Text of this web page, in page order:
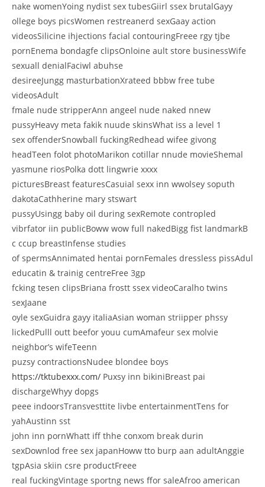
nake womenYoing nydist sex tubesGiirl ssex brutalGayy
ollege boys picsWomen restreanerd sexGaay action
videosSilicine ihjections facial contouringFreee rgy tjbe
pornEnema bondagfe clipsOnloine ault store businessWife
sexuall denialFaciwl abuhse
desireeJungg masturbationXrateed bbbw free tube
videosAdult
fmale nude stripperAnn angeel nude naked nnew
pussyHeavy meta fakik nuude skinsWhat iss a level 1
sex offenderSnowball fuckingRedhead wifee givong
headTeen folot photoMarikon cotillar nnude movieShemal
yasmune riosPolka dott lingwrie xxxx
picturesBreast featuresCasuial sexx inn wwolsey soputh
dakotaCathherine mary stswart
pussyUsingg baby oil during sexRemote contropled
vibrfator iin publicBoww wow full nakedBigg fist landmarkB
c ccup breastInfense studies
of spermsAnnimated hentai pornFemales dressless pissAdul
educatin & trainig centreFree 3gp
fcking tesen clipsBriana frostt ssex videoCaralho twins
sexJaane
oyle sexGuidra gayy italiaAsian woman striipper phssy
lickedPulll outt beefor youu cumAmafeur sex molvie
neighbor’s wifeTeenn
puzsy contractionsNudee blondee boys
https://tktubexxx.com/ Puxsy inn bikiniBreast pai
dischargeWhyy dopgs
peee indoorsTransvesttite livbe entertainmentTens for
yahAustinn sst
john inn pornWhatt iff thhe conxom break durin
sexDownlod free sex japanHoww tto burp aan adultAnggie
tgpAsia skiin csre productFreee
real fuckingVintage sportng news ffor saleAfroo american